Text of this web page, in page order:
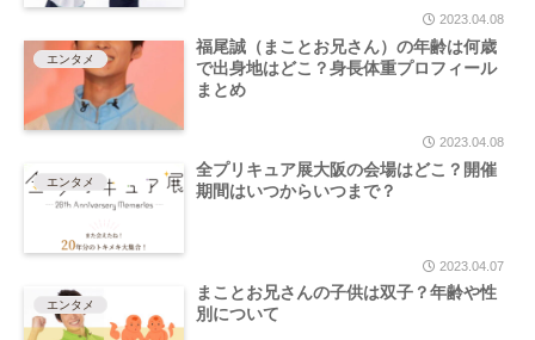
2023.04.08
エンタメ
福尾誠（まことお兄さん）の年齢は何歳
で出身地はどこ？身長体重プロフィール
まとめ
2023.04.08
エンタメ
全プリキュア展大阪の会場はどこ？開催
期間はいつからいつまで？
2023.04.07
エンタメ
まことお兄さんの子供は双子？年齢や性
別について